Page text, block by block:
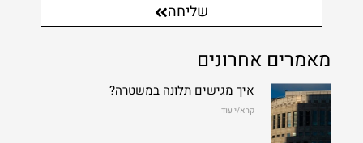
שליחה
מאמרים אחרונים
איך מגישים תלונה במשטרה?
קרא/י עוד